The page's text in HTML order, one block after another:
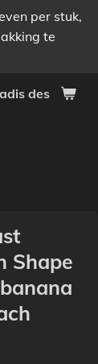
des
per stuk,
te
Shape